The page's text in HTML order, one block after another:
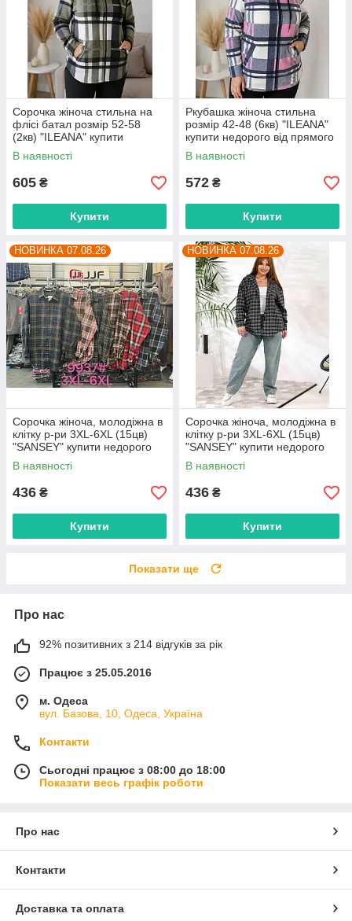
Сорочка жіноча стильна на
флісі батал розмір 52-58
(2кв) "ILEANA" купити
недорого від прямого
постачальника
В наявності
605 ₴
Купити
Ркубашка жіноча стильна
розмір 42-48 (6кв) "ILEANA"
купити недорого від прямого
постачальника
В наявності
572 ₴
Купити
НОВИНКА 07.08.26
Сорочка жіноча, молодіжна в
клітку р-ри 3XL-6XL (15цв)
"SANSEY" купити недорого
від прямого постачальника
В наявності
436 ₴
Купити
НОВИНКА 07.08.26
Сорочка жіноча, молодіжна в
клітку р-ри 3XL-6XL (15цв)
"SANSEY" купити недорого
від прямого постачальника
В наявності
436 ₴
Купити
Показати ще
Про нас
92% позитивних з 214 відгуків за рік
Працює з 25.05.2016
м. Одеса
вул. Базова, 10, Одеса, Україна
Контакти
Сьогодні працює з 08:00 до 18:00
Показати весь графік роботи
Про нас
Контакти
Доставка та оплата